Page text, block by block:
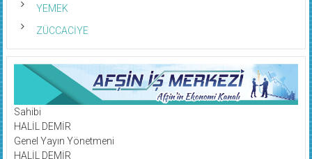
YEMEK
ZÜCCACİYE
Sahibi
HALİL DEMİR
Genel Yayın Yönetmeni
HALİL DEMİR